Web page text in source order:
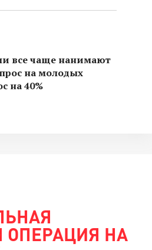
все чаще нанимают
на молодых
на 40%
ОПЕРАЦИЯ НА